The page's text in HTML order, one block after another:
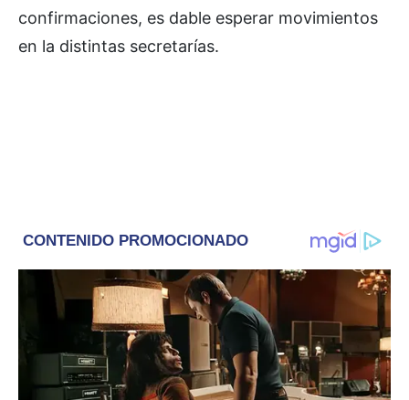
confirmaciones, es dable esperar movimientos
en la distintas secretarías.